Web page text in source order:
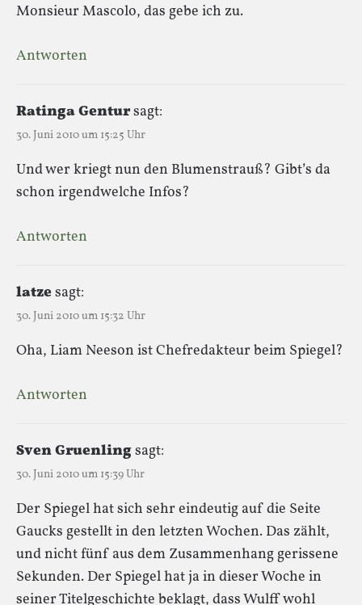
Monsieur Mascolo, das gebe ich zu.
Antworten
Ratinga Gentursagt:
30. Juni 2010 um 15:25 Uhr
Und wer kriegt nun den Blumenstrauß? Gibt’s da
schon irgendwelche Infos?
Antworten
latzesagt:
30. Juni 2010 um 15:32 Uhr
Oha, Liam Neeson ist Chefredakteur beim Spiegel?
Antworten
Sven Gruenlingsagt:
30. Juni 2010 um 15:39 Uhr
Der Spiegel hat sich sehr eindeutig auf die Seite
Gaucks gestellt in den letzten Wochen. Das zählt,
und nicht fünf aus dem Zusammenhang gerissene
Sekunden. Der Spiegel hat ja in dieser Woche in
seiner Titelgeschichte beklagt, dass Wulff wohl